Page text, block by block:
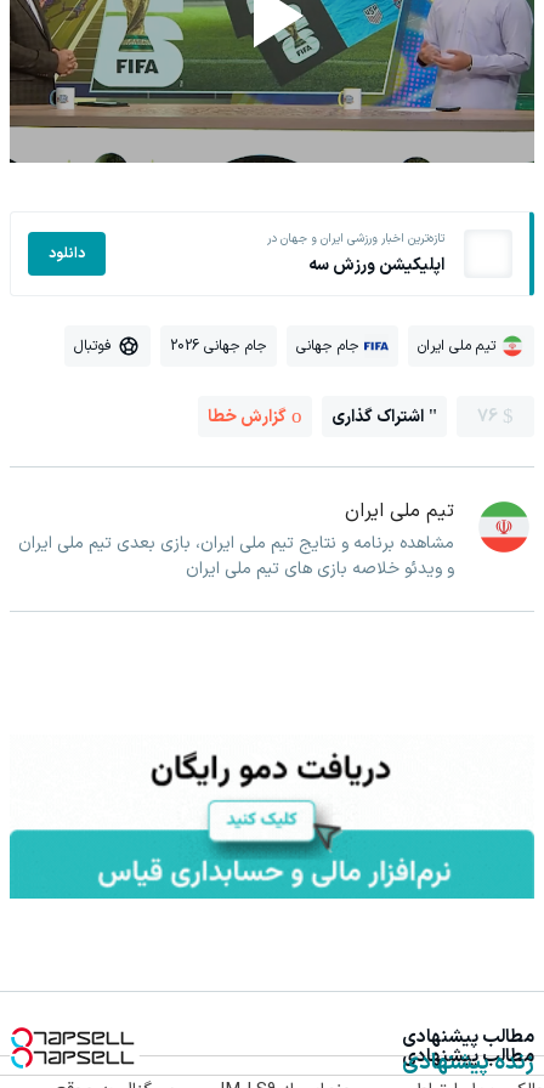
تازه‌ترین اخبار ورزشی ایران و جهان در
اپلیکیشن ورزش سه دانلود
تیم ملی ایران جام جهانی جام جهانی 2026 فوتبال
76 اشتراک گذاری گزارش خطا
تیم ملی ایران
مشاهده برنامه و نتایج تیم ملی ایران، بازی بعدی تیم ملی ایران
و ویدئو خلاصه بازی های تیم ملی ایران
مطالب پیشنهادی
مطالب پیشنهادی
زنده پیشنهادی